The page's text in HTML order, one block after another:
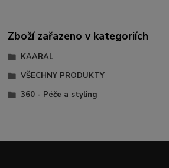
Zboží zařazeno v kategoriích
KAARAL
VŠECHNY PRODUKTY
360 - Péče a styling